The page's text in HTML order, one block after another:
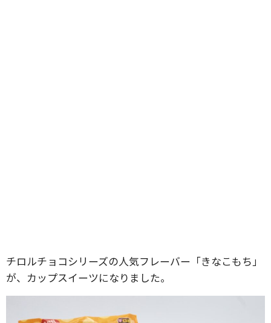
チロルチョコシリーズの人気フレーバー「きなこもち」
が、カップスイーツになりました。